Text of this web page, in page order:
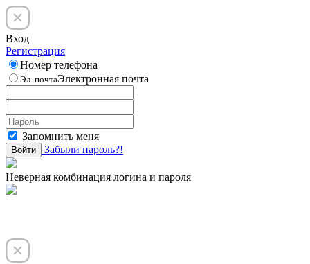
Вход
Регистрация
Номер телефона
Эл. почтаЭлектронная почта
Запомнить меня
Войти Забыли пароль?!
Неверная комбинация логина и пароля